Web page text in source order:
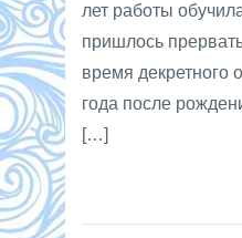
лет работы
пришлось
время декретного
года после
[…]